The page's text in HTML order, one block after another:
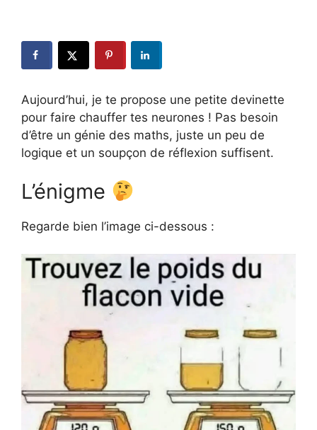
Aujourd’hui, je te propose une petite devinette
pour faire chauffer tes neurones ! Pas besoin
d’être un génie des maths, juste un peu de
logique et un soupçon de réflexion suffisent.
L’énigme
Regarde bien l’image ci-dessous :